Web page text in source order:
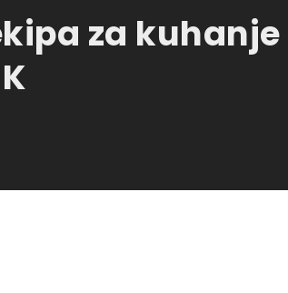
za